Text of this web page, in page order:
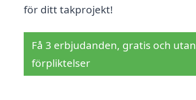
för ditt takprojekt!
Få 3 erbjudanden, gratis och utan
förpliktelser